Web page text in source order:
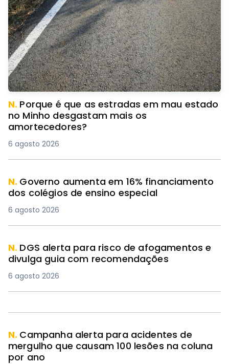
N. Porque é que as estradas em mau estado
no Minho desgastam mais os
amortecedores?
6 agosto 2026
N. Governo aumenta em 16% financiamento
dos colégios de ensino especial
6 agosto 2026
N. DGS alerta para risco de afogamentos e
divulga guia com recomendações
6 agosto 2026
N. Campanha alerta para acidentes de
mergulho que causam 100 lesões na coluna
por ano